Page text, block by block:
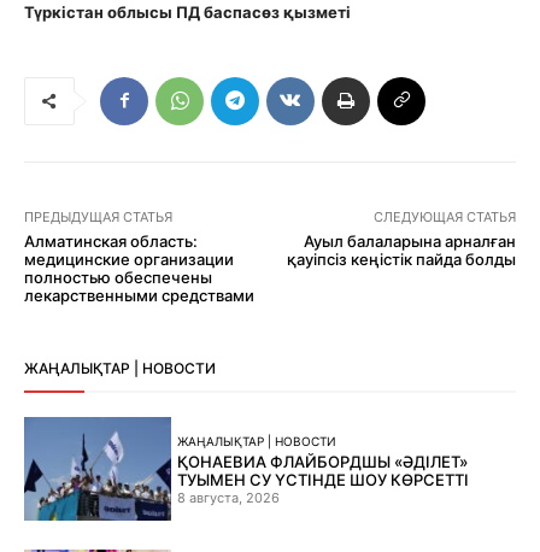
Түркістан облысы ПД баспасөз қызметі
ПРЕДЫДУЩАЯ СТАТЬЯ
Алматинская область:
медицинские организации
полностью обеспечены
лекарственными средствами
СЛЕДУЮЩАЯ СТАТЬЯ
Ауыл балаларына арналған
қауіпсіз кеңістік пайда болды
ЖАҢАЛЫҚТАР | НОВОСТИ
ЖАҢАЛЫҚТАР | НОВОСТИ
ҚОНАЕВИА ФЛАЙБОРДШЫ «ӘДІЛЕТ»
ТУЫМЕН СУ ҮСТІНДЕ ШОУ КӨРСЕТТІ
8 августа, 2026